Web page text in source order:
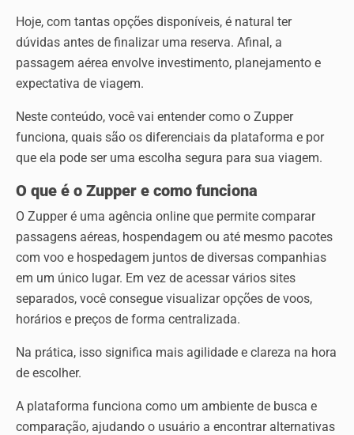
Hoje, com tantas opções disponíveis, é natural ter
dúvidas antes de finalizar uma reserva. Afinal, a
passagem aérea envolve investimento, planejamento e
expectativa de viagem.
Neste conteúdo, você vai entender como o Zupper
funciona, quais são os diferenciais da plataforma e por
que ela pode ser uma escolha segura para sua viagem.
O que é o Zupper e como funciona
O Zupper é uma agência online que permite comparar
passagens aéreas, hospendagem ou até mesmo pacotes
com voo e hospedagem juntos de diversas companhias
em um único lugar. Em vez de acessar vários sites
separados, você consegue visualizar opções de voos,
horários e preços de forma centralizada.
Na prática, isso significa mais agilidade e clareza na hora
de escolher.
A plataforma funciona como um ambiente de busca e
comparação, ajudando o usuário a encontrar alternativas